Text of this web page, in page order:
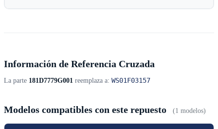
Información de Referencia Cruzada
La parte 181D7779G001 reemplaza a: WS01F03157
Modelos compatibles con este repuesto (1 modelos)